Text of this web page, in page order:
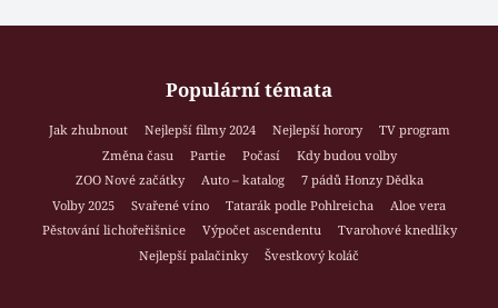
Populární témata
Jak zhubnout Nejlepší filmy 2024 Nejlepší horory
TV program
Změna času
Partie Počasí
Kdy budou volby
ZOO Nové začátky
Auto – katalog
7 pádů Honzy Dědka
Volby 2025
Svařené víno Tatarák podle Pohlreicha
Aloe vera
Pěstování lichořeřišnice
Výpočet ascendentu
Tvarohové knedlíky
Nejlepší palačinky
Švestkový koláč